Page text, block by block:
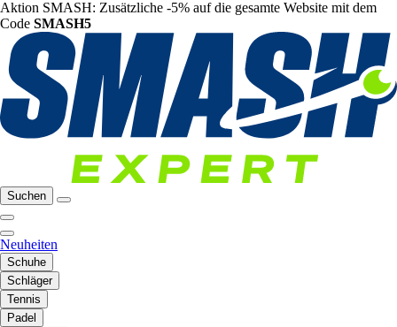
Aktion SMASH: Zusätzliche -5% auf die gesamte Website mit dem
Code SMASH5
Suchen
Neuheiten
Schuhe
Schläger
Tennis
Padel